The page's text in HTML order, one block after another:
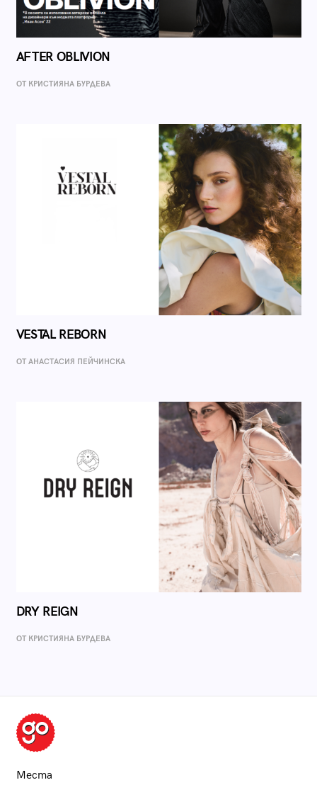
AFTER OBLIVION
ОТ КРИСТИЯНА БУРДЕВА
VESTAL REBORN
ОТ AНАСТАСИЯ ПЕЙЧИНСКА
DRY REIGN
ОТ КРИСТИЯНА БУРДЕВА
Места